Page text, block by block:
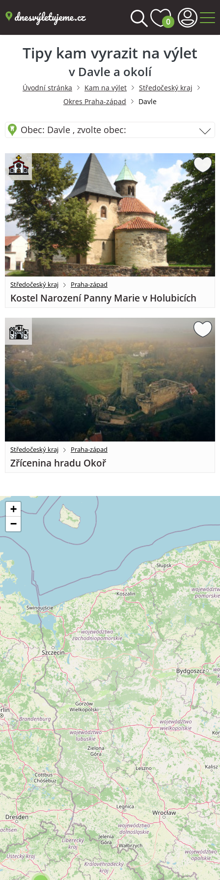
0
Tipy kam vyrazit na výlet
v Davle a okolí
Úvodní stránka Kam na výlet
Středočeský kraj
Okres Praha-západ
Davle
Obec: Davle , zvolte obec:
Středočeský kraj Praha-západ
Kostel Narození Panny Marie v Holubicích
Středočeský kraj Praha-západ
Zřícenina hradu Okoř
+
−